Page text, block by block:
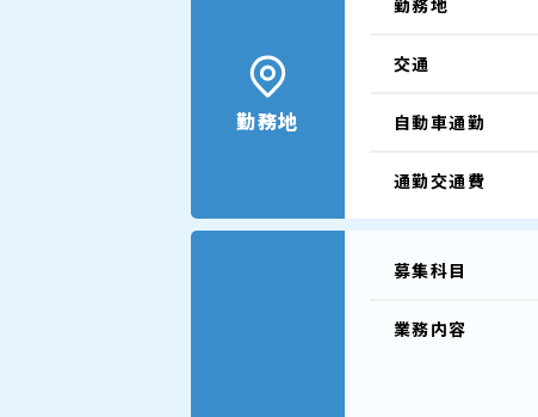
勤務地
交通
自動車通勤
通勤交通費
募集科目
業務内容